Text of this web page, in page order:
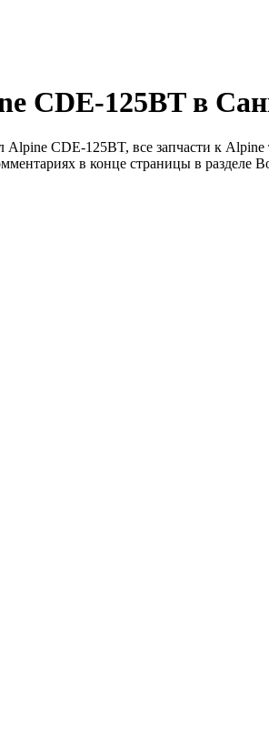
CDE-125BT в
CDE-125BT, все запчасти к
в конце страницы в разделе